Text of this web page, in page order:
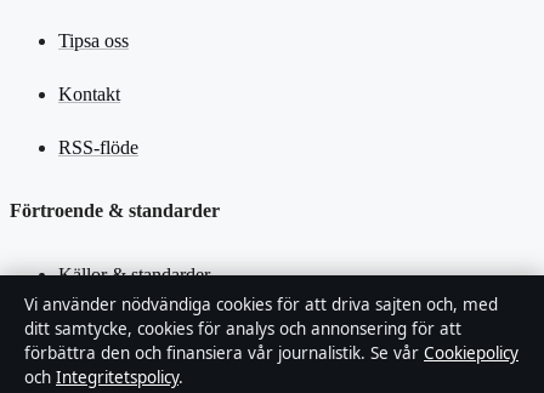
Tipsa oss
Kontakt
RSS-flöde
Förtroende & standarder
Källor & standarder
Redaktionell policy
Rättelsepolicy
Vi använder nödvändiga cookies för att driva sajten och, med
ditt samtycke, cookies för analys och annonsering för att
förbättra den och finansiera vår journalistik. Se vår Cookiepolicy
och Integritetspolicy.